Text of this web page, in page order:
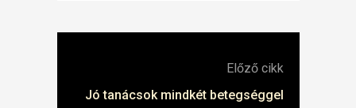
Előző cikk
Jó tanácsok mindkét betegséggel